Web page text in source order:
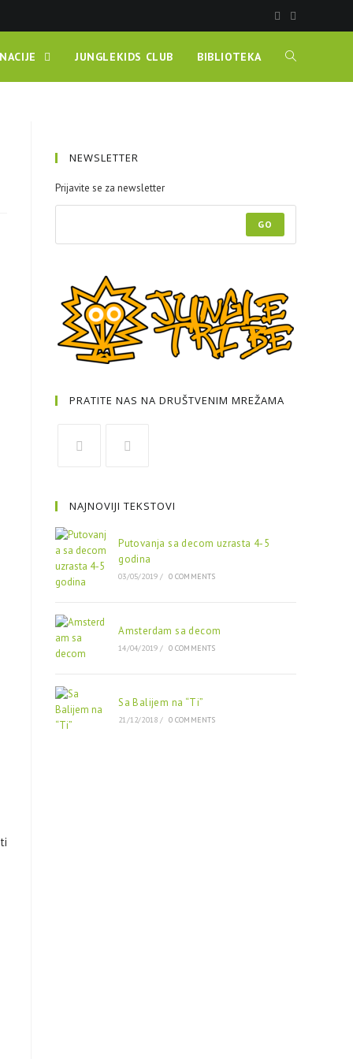
JUNGLEKIDS CLUB BIBLIOTEKA
NEWSLETTER
Prijavite se za newsletter
GO
PRATITE NAS NA DRUŠTVENIM MREŽAMA
NAJNOVIJI TEKSTOVI
Putovanja sa decom uzrasta 4-5
godina
03/05/2019 / 0 COMMENTS
Amsterdam sa decom
14/04/2019 / 0 COMMENTS
Sa Balijem na “Ti”
21/12/2018 / 0 COMMENTS